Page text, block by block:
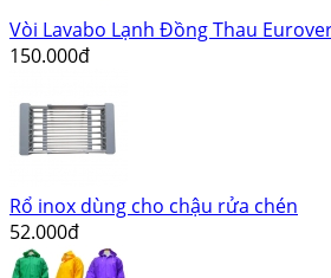
Vòi Lavabo Lạnh Đồng Thau
150.000đ
Rổ inox dùng cho chậu rửa chén
52.000đ